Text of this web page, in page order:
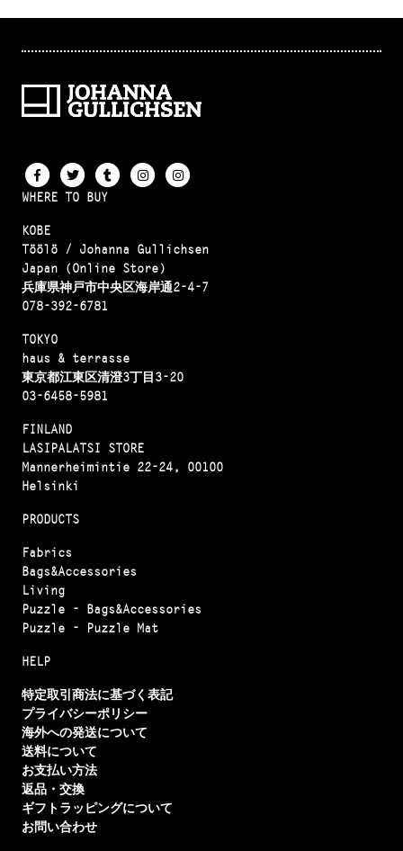
WHERE TO BUY
KOBE
Töölö / Johanna Gullichsen
Japan (Online Store)
兵庫県神戸市中央区海岸通2-4-7
078-392-6781
TOKYO
haus & terrasse
東京都江東区清澄3丁目3-20
03-6458-5981
FINLAND
LASIPALATSI STORE
Mannerheimintie 22-24, 00100
Helsinki
PRODUCTS
Fabrics
Bags&Accessories
Living
Puzzle - Bags&Accessories
Puzzle - Puzzle Mat
HELP
特定取引商法に基づく表記
プライバシーポリシー
海外への発送について
送料について
お支払い方法
返品・交換
ギフトラッピングについて
お問い合わせ